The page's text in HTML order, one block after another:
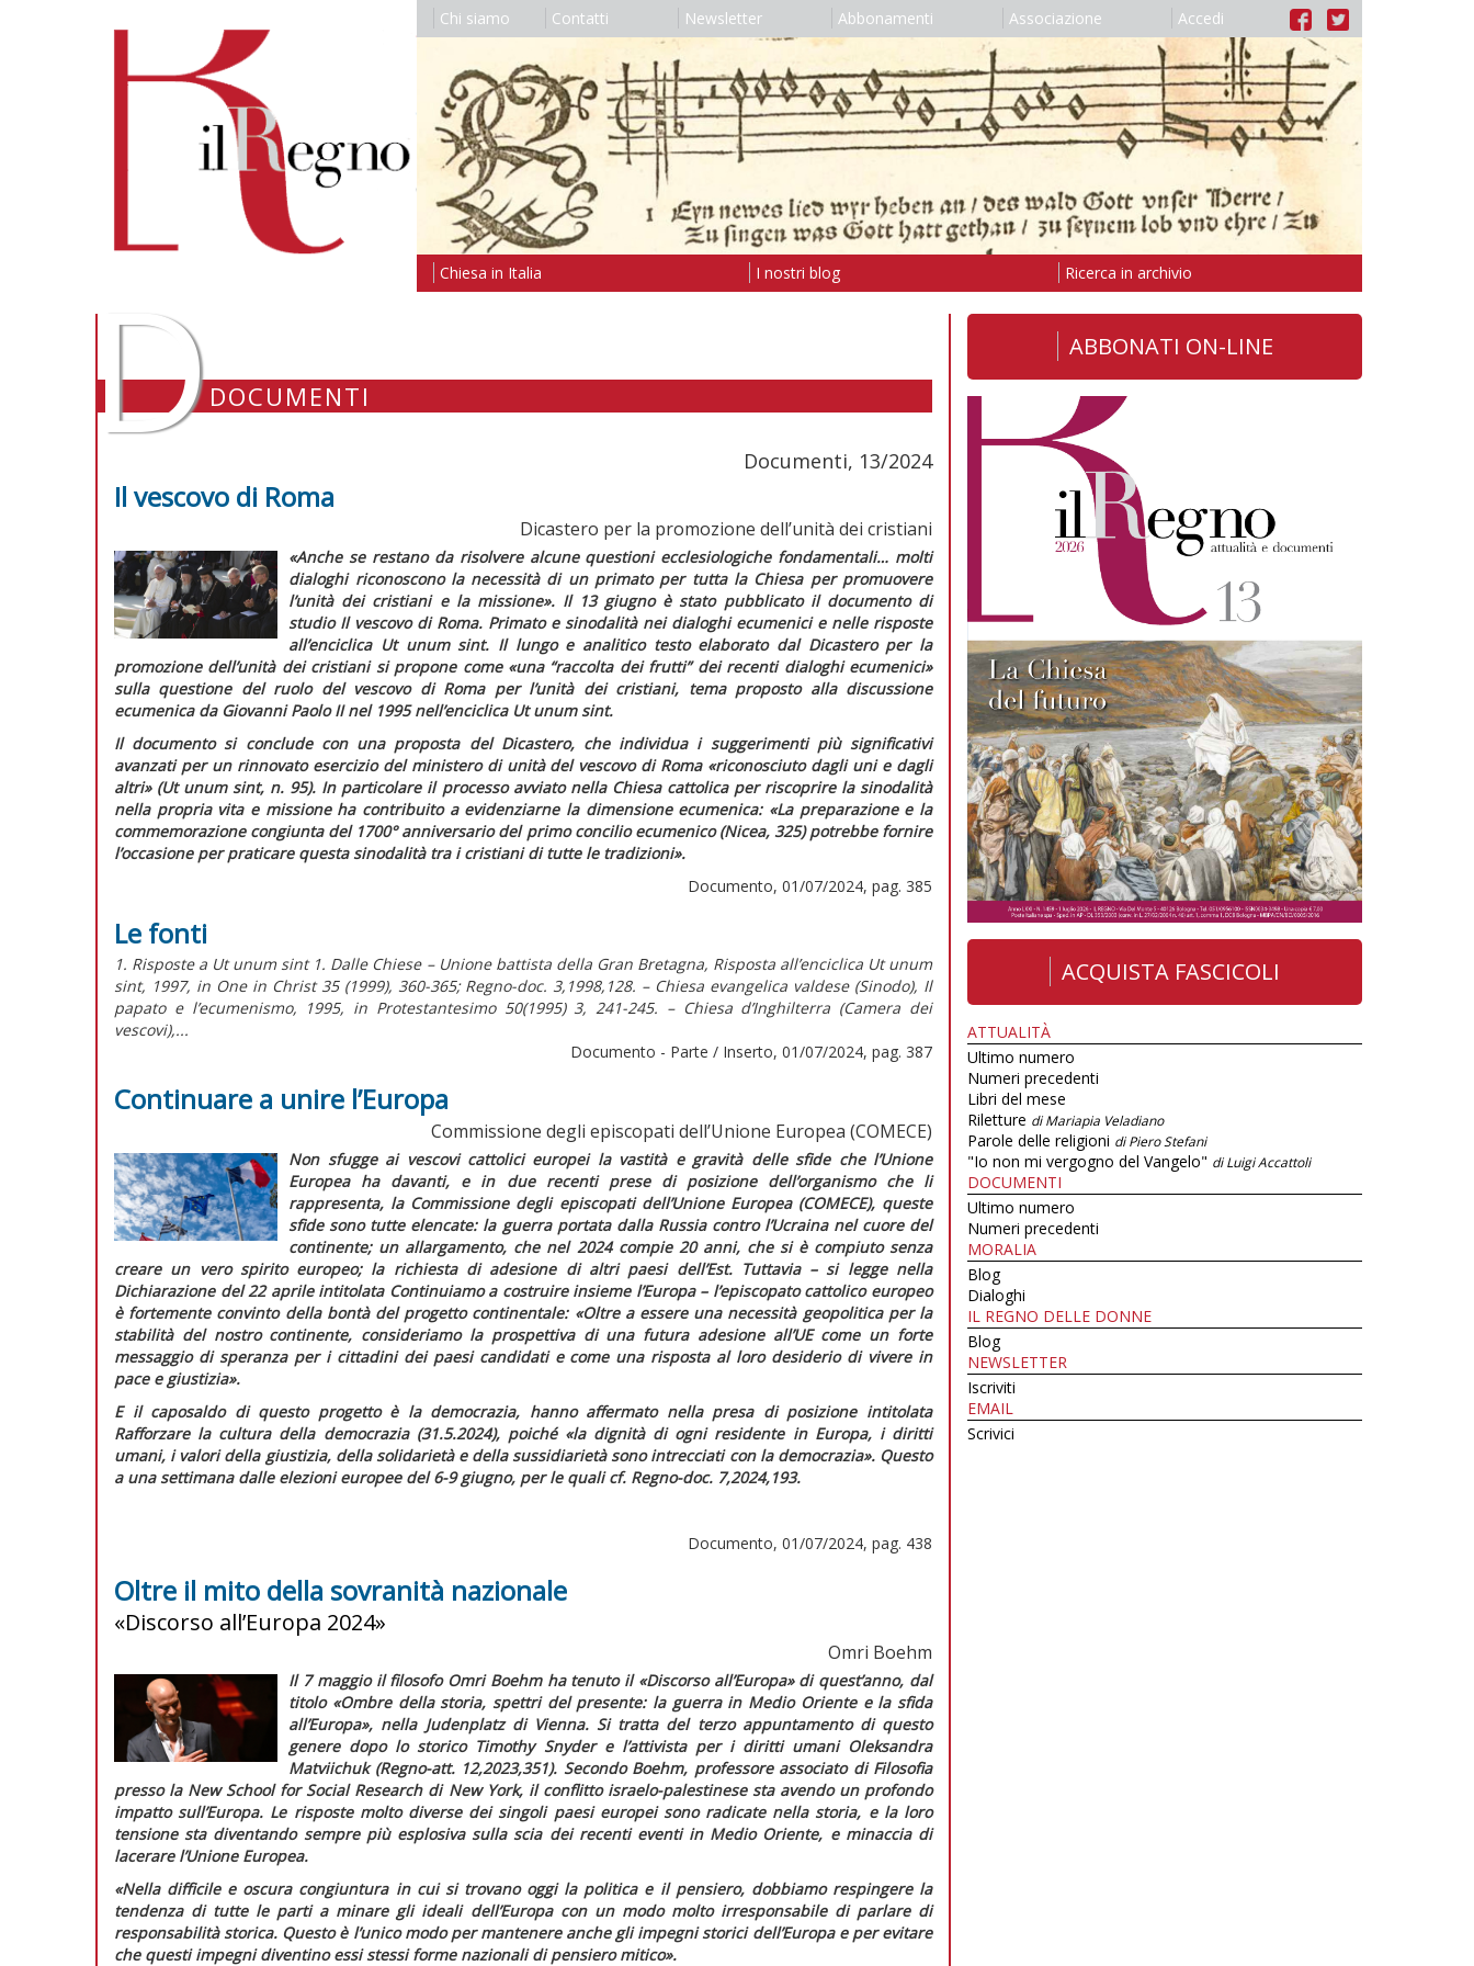
Chi siamo Contatti Newsletter Abbonamenti Associazione Accedi
Chiesa in Italia I nostri blog Ricerca in archivio
DDOCUMENTI
Documenti, 13/2024
Il vescovo di Roma
Dicastero per la promozione dell’unità dei cristiani
«Anche se restano da risolvere alcune questioni ecclesiologiche fondamentali… molti
dialoghi riconoscono la necessità di un primato per tutta la Chiesa per promuovere
l’unità dei cristiani e la missione». Il 13 giugno è stato pubblicato il documento di
studio Il vescovo di Roma. Primato e sinodalità nei dialoghi ecumenici e nelle risposte
all’enciclica Ut unum sint. Il lungo e analitico testo elaborato dal Dicastero per la
promozione dell’unità dei cristiani si propone come «una “raccolta dei frutti” dei recenti dialoghi ecumenici»
sulla questione del ruolo del vescovo di Roma per l’unità dei cristiani, tema proposto alla discussione
ecumenica da Giovanni Paolo II nel 1995 nell’enciclica Ut unum sint.
Il documento si conclude con una proposta del Dicastero, che individua i suggerimenti più significativi
avanzati per un rinnovato esercizio del ministero di unità del vescovo di Roma «riconosciuto dagli uni e dagli
altri»(Ut unum sint, n. 95). In particolare il processo avviato nella Chiesa cattolica per riscoprire la sinodalità
nella propria vita e missione ha contribuito a evidenziarne la dimensione ecumenica: «La preparazione e la
commemorazione congiunta del 1700° anniversario del primo concilio ecumenico (Nicea, 325) potrebbe fornire
l’occasione per praticare questa sinodalità tra i cristiani di tutte le tradizioni».
Documento, 01/07/2024, pag. 385
Le fonti
1. Risposte a Ut unum sint 1. Dalle Chiese – Unione battista della Gran Bretagna, Risposta all’enciclica Ut unum
sint, 1997, in One in Christ 35 (1999), 360-365; Regno-doc. 3,1998,128. – Chiesa evangelica valdese (Sinodo), Il
papato e l’ecumenismo, 1995, in Protestantesimo 50(1995) 3, 241-245. – Chiesa d’Inghilterra (Camera dei
vescovi),...
Documento - Parte / Inserto, 01/07/2024, pag. 387
Continuare a unire l’Europa
Commissione degli episcopati dell’Unione Europea (COMECE)
Non sfugge ai vescovi cattolici europei la vastità e gravità delle sfide che l’Unione
Europea ha davanti, e in due recenti prese di posizione dell’organismo che li
rappresenta, la Commissione degli episcopati dell’Unione Europea (COMECE), queste
sfide sono tutte elencate: la guerra portata dalla Russia contro l’Ucraina nel cuore del
continente; un allargamento, che nel 2024 compie 20 anni, che si è compiuto senza
creare un vero spirito europeo; la richiesta di adesione di altri paesi dell’Est. Tuttavia – si legge nella
Dichiarazione del 22 aprile intitolata Continuiamo a costruire insieme l’Europa– l’episcopato cattolico europeo
è fortemente convinto della bontà del progetto continentale: «Oltre a essere una necessità geopolitica per la
stabilità del nostro continente, consideriamo la prospettiva di una futura adesione all’UE come un forte
messaggio di speranza per i cittadini dei paesi candidati e come una risposta al loro desiderio di vivere in
pace e giustizia».
E il caposaldo di questo progetto è la democrazia, hanno affermato nella presa di posizione intitolata
Rafforzare la cultura della democrazia (31.5.2024), poiché «la dignità di ogni residente in Europa, i diritti
umani, i valori della giustizia, della solidarietà e della sussidiarietà sono intrecciati con la democrazia». Questo
a una settimana dalle elezioni europee del 6-9 giugno, per le quali cf. Regno-doc. 7,2024,193.
Documento, 01/07/2024, pag. 438
Oltre il mito della sovranità nazionale
«Discorso all’Europa 2024»
Omri Boehm
Il 7 maggio il filosofo Omri Boehm ha tenuto il «Discorso all’Europa» di quest’anno, dal
titolo «Ombre della storia, spettri del presente: la guerra in Medio Oriente e la sfida
all’Europa», nella Judenplatz di Vienna. Si tratta del terzo appuntamento di questo
genere dopo lo storico Timothy Snyder e l’attivista per i diritti umani Oleksandra
Matviichuk (Regno-att. 12,2023,351). Secondo Boehm, professore associato di Filosofia
presso la New School for Social Research di New York, il conflitto israelo-palestinese sta avendo un profondo
impatto sull’Europa. Le risposte molto diverse dei singoli paesi europei sono radicate nella storia, e la loro
tensione sta diventando sempre più esplosiva sulla scia dei recenti eventi in Medio Oriente, e minaccia di
lacerare l’Unione Europea.
«Nella difficile e oscura congiuntura in cui si trovano oggi la politica e il pensiero, dobbiamo respingere la
tendenza di tutte le parti a minare gli ideali dell’Europa con un modo molto irresponsabile di parlare di
responsabilità storica. Questo è l’unico modo per mantenere anche gli impegni storici dell’Europa e per evitare
che questi impegni diventino essi stessi forme nazionali di pensiero mitico».
ABBONATI ON-LINE
ACQUISTA FASCICOLI
ATTUALITÀ
Ultimo numero
Numeri precedenti
Libri del mese
Riletture di Mariapia Veladiano
Parole delle religioni di Piero Stefani
"Io non mi vergogno del Vangelo" di Luigi Accattoli
DOCUMENTI
Ultimo numero
Numeri precedenti
MORALIA
Blog
Dialoghi
IL REGNO DELLE DONNE
Blog
NEWSLETTER
Iscriviti
EMAIL
Scrivici